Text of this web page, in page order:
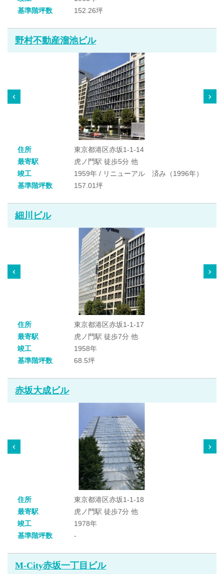
基準階坪数
152.26坪
野村不動産溜池ビル
住所
東京都港区赤坂1-1-14
最寄駅
虎ノ門駅 徒歩5分 他
竣工
1959年 / リニューアル 済み（1996年）
基準階坪数
157.01坪
細川ビル
住所
東京都港区赤坂1-1-17
最寄駅
虎ノ門駅 徒歩7分 他
竣工
1958年
基準階坪数
68.5坪
赤坂大成ビル
住所
東京都港区赤坂1-1-18
最寄駅
虎ノ門駅 徒歩7分 他
竣工
1978年
基準階坪数
-
M-City赤坂一丁目ビル